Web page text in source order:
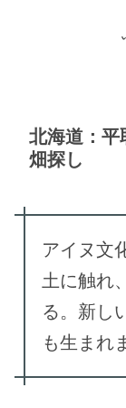
北海道：平
畑探し
アイヌ文
土に触れ
る。新し
も生まれ